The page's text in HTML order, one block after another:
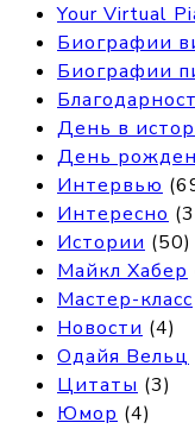
Your Virtual
Биографии
Биографии
День в
День
Интервью
Интересно
Истории (50)
Майкл Хабер
Мастер-класс
Новости (4)
Одайя Вельц
Цитаты (3)
Юмор (4)